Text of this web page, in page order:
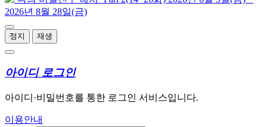
정지 재생
아이디 로그인
아이디·비밀번호를 통한 로그인 서비스입니다.
이용안내